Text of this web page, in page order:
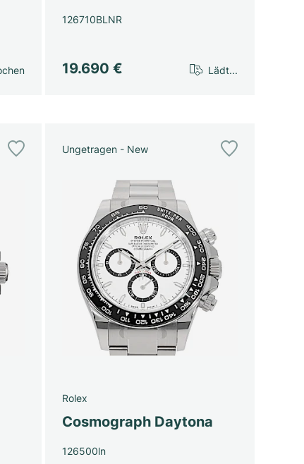
126710BLNR
19.690 € Lädt...
Ungetragen - New
Rolex
Cosmograph Daytona
126500ln